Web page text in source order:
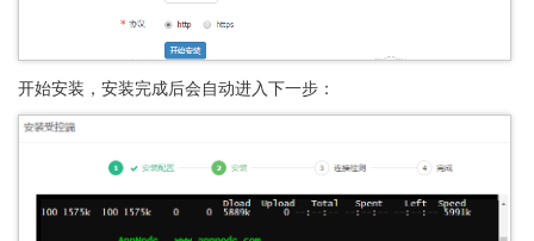
开始安装，安装完成后会自动进入下一步：